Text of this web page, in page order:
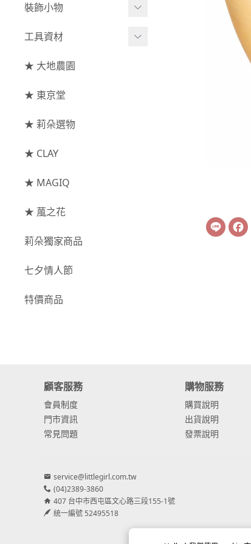
- 其他
玫瑰
大玫瑰
- 迷你玫瑰
- 庭園玫瑰
- 其他玫瑰
主花
菊花
-
蘭花⧸大理花
康乃馨
- 安娜貝爾繡球花
- 日本繡球花
- 重瓣繡球花
配花
- 滿天星⧸木滿天星
- 莉朵獨家水染
- 大地農園
索拉花(僅花頭)
原色
葉材⧸藤蔓
枝條
果實
小型花器
中大型花器
捧花架⧸吊架
藤圈⧸注連繩
提籃
裝飾小物
裝飾⧸擺飾
花插
工具資材
工具⧸型錄
資材
★ 大地農園
★ 東京堂
★ 莉朵選物
★ CLAY
★ MAGIQ
★ 葻之花
莉朵獨家商品
七夕情人節
特價商品
Line
顧客服務
會員制度
門市資訊
常見問題
購物服務
購買說明
出貨說明
發票說明
service@littlegirl.com.tw
(04)2389-3860
407 台中市西屯區文心路三段155-1號
統一編號 52495518